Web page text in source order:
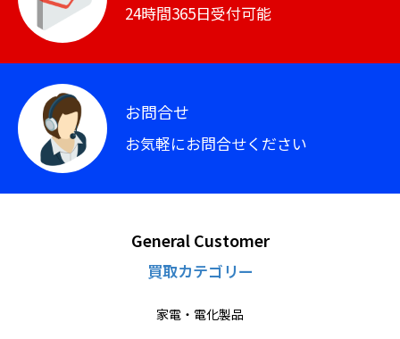
24時間365日受付可能
お問合せ
お気軽にお問合せください
General Customer
買取カテゴリー
家電・電化製品